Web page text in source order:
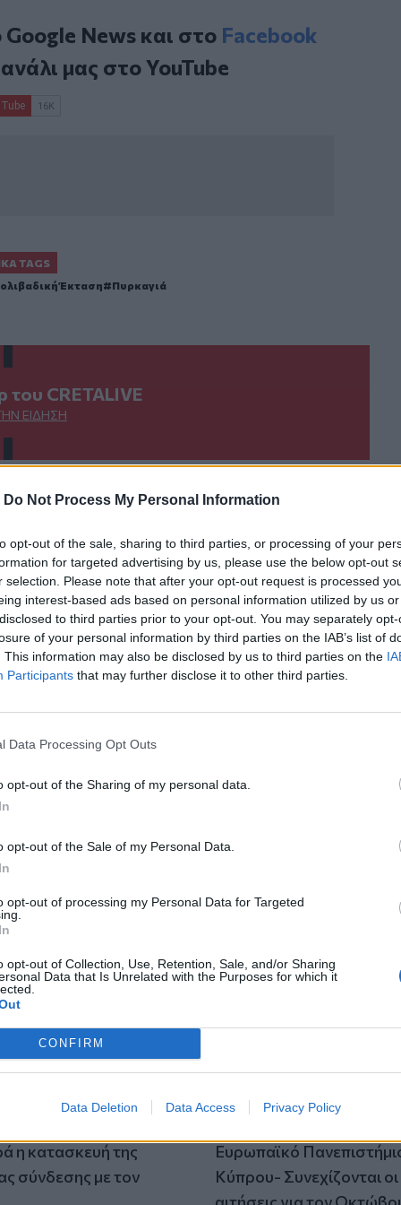
Do Not Process My Personal Information
opt-out of the sale, sharing to third parties, or processing of your
for targeted advertising by us, please use the below opt-out
selection. Please note that after your opt-out request is processed
interest-based ads based on personal information utilized by us
to third parties prior to your opt-out. You may separately
of your personal information by third parties on the IAB’s list of
This information may also be disclosed by us to third parties on the
Participants that may further disclose it to other third parties.
Data Processing Opt Outs
opt-out of the Sharing of my personal data.
opt-out of the Sale of my Personal Data.
opt-out of processing my Personal Data for Targeted
opt-out of Collection, Use, Retention, Sale, and/or Sharing
Data that Is Unrelated with the Purposes for which it
CONFIRM
Data Deletion Data Access Privacy Policy
Google Newsκαι στο Facebook
μας στοYouTube
TAGS
Έκταση Πυρκαγιά
του CRETALIVE
ΕΊΔΗΣΗ
Θέατρο Δημητριάδος
Φωτιά σε χαμηλή βλάστηση στην Κάρπαθο
ΕΛΛAΔΑ 23:34
Φωτιά σε χαμηλή βλάστηση στην
Φωτιά σε χαμηλή βλάστηση στην
Κάρπαθο
μένει πίσω μόνος, κανέναν δεν θα αφήσουμε αβοήθητο»
δεν μένει πίσω» - Σε εξέλιξη οι διαδικασίες
Φωτιά στα Αϊβαλιώτικα Βόλου
ΕΛΛAΔΑ 22:49
Φωτιά στα Αϊβαλιώτικα Βόλου
Φωτιά στα Αϊβαλιώτικα Βόλου
η κατασκευή της
σύνδεσης με τον
Ευρωπαϊκό
Κύπρου- Συνεχίζονται οι